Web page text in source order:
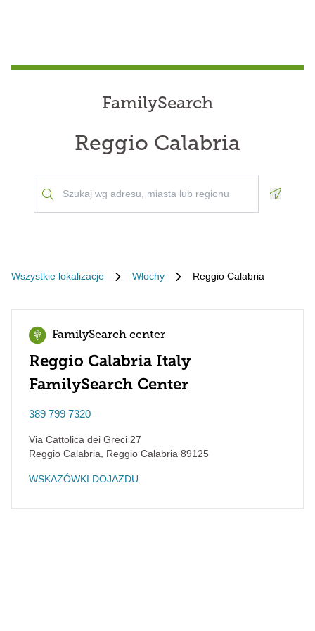
FamilySearch
Reggio Calabria
Wszystkie lokalizacje Włochy Reggio Calabria
FamilySearch center
Reggio Calabria Italy
FamilySearch Center
389 799 7320
Via Cattolica dei Greci 27
Reggio Calabria
Reggio Calabria 89125
WSKAZÓWKI DOJAZDU